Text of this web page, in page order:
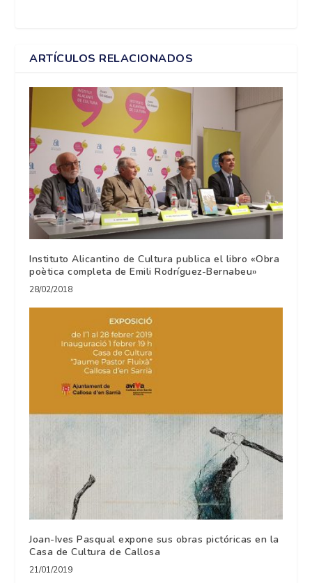
ARTÍCULOS RELACIONADOS
Instituto Alicantino de Cultura publica el libro «Obra
poètica completa de Emili Rodríguez-Bernabeu»
28/02/2018
Joan-Ives Pasqual expone sus obras pictóricas en la
Casa de Cultura de Callosa
21/01/2019